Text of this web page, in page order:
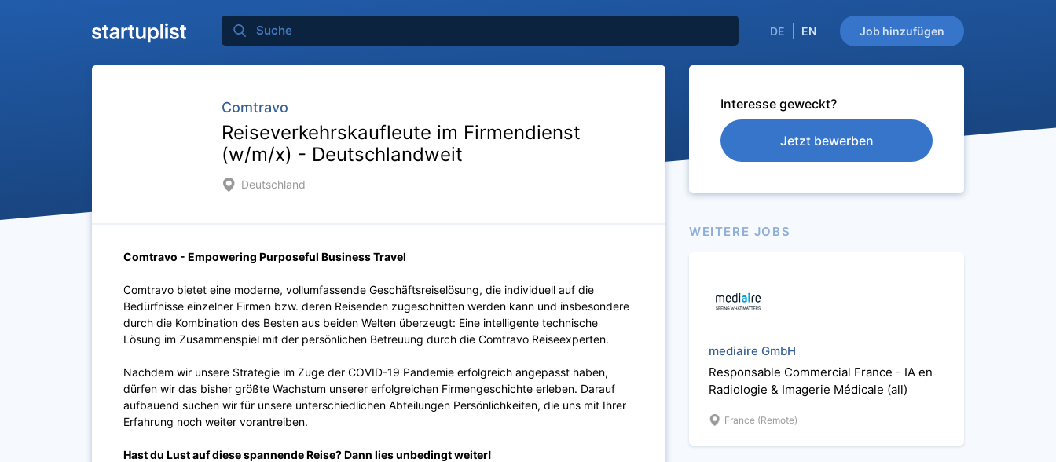
Job hinzufügen
DE EN
Comtravo
Reiseverkehrskaufleute im Firmendienst
(w/m/x) - Deutschlandweit
Deutschland
Comtravo - Empowering Purposeful Business Travel
Comtravo bietet eine moderne, vollumfassende Geschäftsreiselösung, die individuell auf die
Bedürfnisse einzelner Firmen bzw. deren Reisenden zugeschnitten werden kann und insbesondere
durch die Kombination des Besten aus beiden Welten überzeugt: Eine intelligente technische
Lösung im Zusammenspiel mit der persönlichen Betreuung durch die Comtravo Reiseexperten.
Nachdem wir unsere Strategie im Zuge der COVID-19 Pandemie erfolgreich angepasst haben,
dürfen wir das bisher größte Wachstum unserer erfolgreichen Firmengeschichte erleben. Darauf
aufbauend suchen wir für unsere unterschiedlichen Abteilungen Persönlichkeiten, die uns mit Ihrer
Erfahrung noch weiter vorantreiben.
Hast du Lust auf diese spannende Reise? Dann lies unbedingt weiter!
Interesse geweckt?
Jetzt bewerben
WEITERE JOBS
mediaire GmbH
Responsable Commercial France - IA en
Radiologie & Imagerie Médicale (all)
France (Remote)